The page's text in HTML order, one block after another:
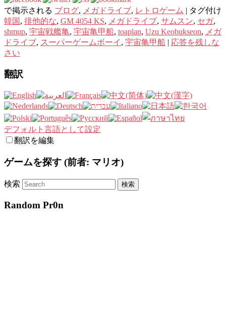
で掲示される ブログ, メガドライブ, レトロゲーム | タグ付け
韓国 , 排他的な, GM 4054 KS, メガドライブ, サムスン, セガ,
shmup, 宇宙戦艦亀, 宇宙亀甲船, toaplan, Uzu Keobukseon, メガ
ドライブ, スーパーゲームボーイ , 宇宙亀甲船 | 応答を残しな
さい
翻訳
デフォルト言語として設定
翻訳を編集
ゲームを探す (前者: マリオ)
検索
Random Pr0n